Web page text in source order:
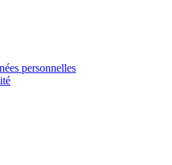
personnelles